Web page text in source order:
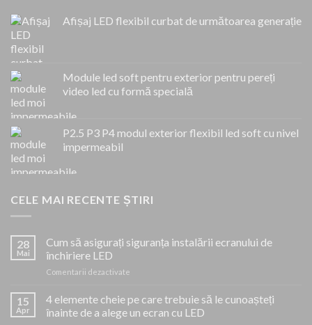
Afișaj LED flexibil curbat de următoarea generație
Module led soft pentru exterior pentru pereți
video led cu formă specială
P2.5 P3 P4 modul exterior flexibil led soft cu nivel
impermeabil
CELE MAI RECENTE ȘTIRI
28
Mai
Cum să asigurați siguranța instalării ecranului de
închiriere LED
Comentarii dezactivate
siguranța
15
Apr
4 elemente cheie pe care trebuie să le cunoașteți
înainte de a alege un ecran cu LED